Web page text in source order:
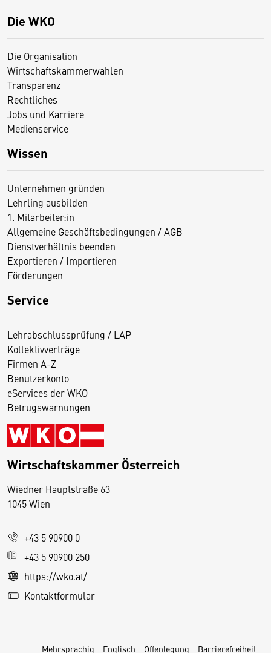
Die WKO
Die Organisation
Wirtschaftskammerwahlen
Transparenz
Rechtliches
Jobs und Karriere
Medienservice
Wissen
Unternehmen gründen
Lehrling ausbilden
1. Mitarbeiter:in
Allgemeine Geschäftsbedingungen / AGB
Dienstverhältnis beenden
Exportieren / Importieren
Förderungen
Service
Lehrabschlussprüfung / LAP
Kollektivverträge
Firmen A-Z
Benutzerkonto
eServices der WKO
Betrugswarnungen
Wirtschaftskammer Österreich
Wiedner Hauptstraße 63
1045 Wien
+43 5 90900 0
+43 5 90900 250
https://wko.at/
Kontaktformular
Mehrsprachig Englisch Offenlegung Barrierefreiheit
D
s
e
S
e